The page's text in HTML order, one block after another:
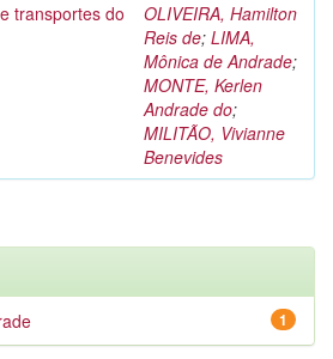
transportes do
OLIVEIRA, Hamilton
Reis de; LIMA,
Mônica de Andrade;
MONTE, Kerlen
Andrade do;
MILITÃO, Vivianne
Benevides
1